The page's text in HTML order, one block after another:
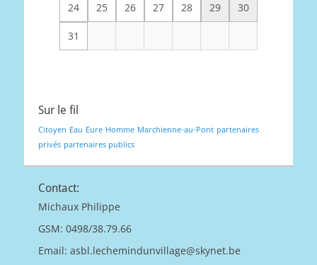
24 25 26 27 28 29 30
31
Sur le fil
Citoyen Eau Eure Homme Marchienne-au-Pont partenaires
privés partenaires publics
Contact:
Michaux Philippe
GSM: 0498/38.79.66
Email: asbl.lechemindunvillage@skynet.be